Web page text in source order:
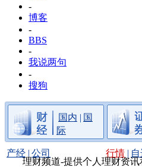
-
博客
-
BBS
-
我说两句
-
搜狗
国内 | 国
际
产经 | 公司 行情 |
理财频道-提供个人理财资